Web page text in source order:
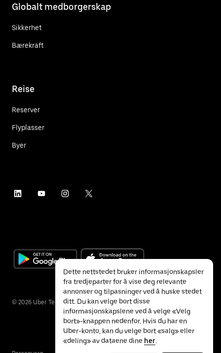
Globalt medborgerskap
Sikkerhet
Bærekraft
Reise
Reserver
Flyplasser
Byer
© 2026 Uber Technologies Inc.
Dette nettstedet bruker informasjonskapsler
fra tredjeparter for å vise deg relevante
annonser og tilpasninger ved å huske stedet
ditt. Du kan velge bort disse
informasjonskapslene ved å velge «Velg
bort»-knappen nedenfor. Hvis du har en
Uber-konto, kan du velge bort «salg» eller
«deling» av dataene dine her.